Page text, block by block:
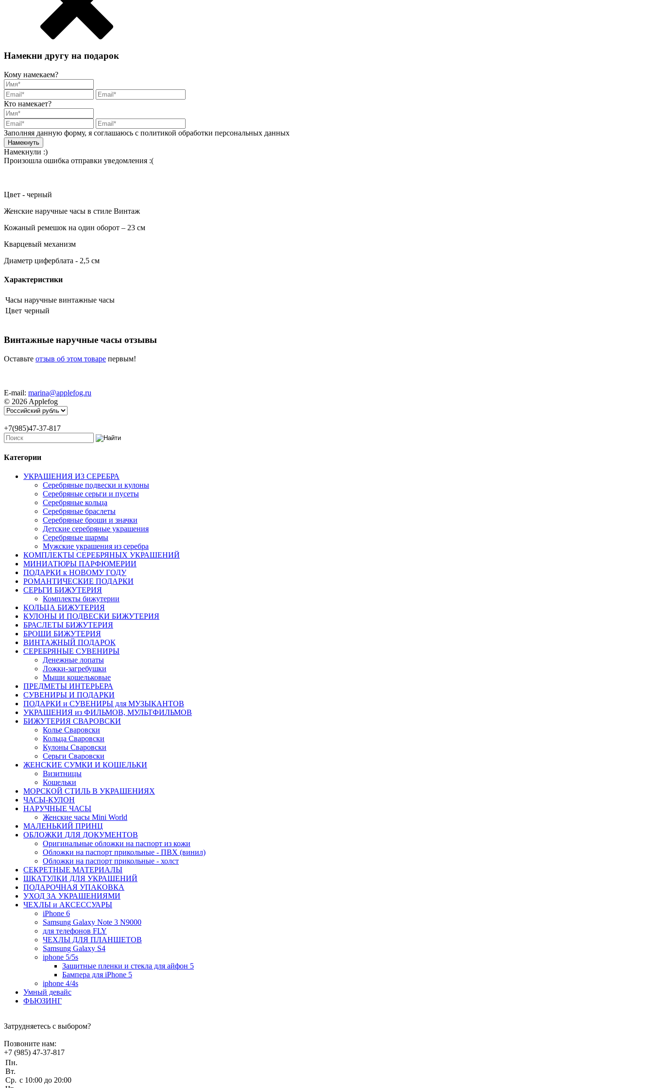
Намекни другу на подарок
Кому намекаем?
Кто намекает?
Заполняя данную форму, я соглашаюсь с политикой обработки персональных данных
Намекнули :)
Произошла ошибка отправки уведомления :(
Цвет - черный
Женские наручные часы в стиле Винтаж
Кожаный ремешок на один оборот – 23 см
Кварцевый механизм
Диаметр циферблата - 2,5 см
Характеристики
Часы наручные винтажные часы
Цвет черный
Винтажные наручные часы отзывы
Оставьте отзыв об этом товаре первым!
E-mail: marina@applefog.ru
© 2026 Applefog
+7(985)47-37-817
Категории
УКРАШЕНИЯ ИЗ СЕРЕБРА
Серебряные подвески и кулоны
Серебряные серьги и пусеты
Серебряные кольца
Серебряные браслеты
Серебряные броши и значки
Детские серебряные украшения
Серебряные шармы
Мужские украшения из серебра
КОМПЛЕКТЫ СЕРЕБРЯНЫХ УКРАШЕНИЙ
МИНИАТЮРЫ ПАРФЮМЕРИИ
ПОДАРКИ к НОВОМУ ГОДУ
РОМАНТИЧЕСКИЕ ПОДАРКИ
СЕРЬГИ БИЖУТЕРИЯ
Комплекты бижутерии
КОЛЬЦА БИЖУТЕРИЯ
КУЛОНЫ И ПОДВЕСКИ БИЖУТЕРИЯ
БРАСЛЕТЫ БИЖУТЕРИЯ
БРОШИ БИЖУТЕРИЯ
ВИНТАЖНЫЙ ПОДАРОК
СЕРЕБРЯНЫЕ СУВЕНИРЫ
Денежные лопаты
Ложки-загребушки
Мыши кошельковые
ПРЕДМЕТЫ ИНТЕРЬЕРА
СУВЕНИРЫ И ПОДАРКИ
ПОДАРКИ и СУВЕНИРЫ для МУЗЫКАНТОВ
УКРАШЕНИЯ из ФИЛЬМОВ, МУЛЬТФИЛЬМОВ
БИЖУТЕРИЯ СВАРОВСКИ
Колье Сваровски
Кольца Сваровски
Кулоны Сваровски
Серьги Сваровски
ЖЕНСКИЕ СУМКИ И КОШЕЛЬКИ
Визитницы
Кошельки
МОРСКОЙ СТИЛЬ В УКРАШЕНИЯХ
ЧАСЫ-КУЛОН
НАРУЧНЫЕ ЧАСЫ
Женские часы Mini World
МАЛЕНЬКИЙ ПРИНЦ
ОБЛОЖКИ ДЛЯ ДОКУМЕНТОВ
Оригинальные обложки на паспорт из кожи
Обложки на паспорт прикольные - ПВХ (винил)
Обложки на паспорт прикольные - холст
СЕКРЕТНЫЕ МАТЕРИАЛЫ
ШКАТУЛКИ ДЛЯ УКРАШЕНИЙ
ПОДАРОЧНАЯ УПАКОВКА
УХОД ЗА УКРАШЕНИЯМИ
ЧEХЛЫ и АКСЕССУАРЫ
iPhone 6
Samsung Galaxy Note 3 N9000
для телефонов FLY
ЧЕХЛЫ ДЛЯ ПЛАНШЕТОВ
Samsung Galaxy S4
iphone 5/5s
Защитные пленки и стекла для айфон 5
Бампера для iPhone 5
iphone 4/4s
Умный девайс
ФЬЮЗИНГ
Затрудняетесь с выбором?
Позвоните нам:
+7 (985) 47-37-817
Пн.
Вт.
Ср. c 10:00 до 20:00